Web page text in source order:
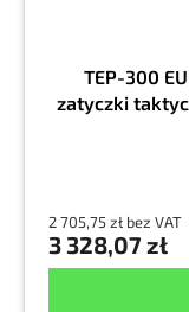
TEP-300
zatyczki
2 705,75 zł bez VAT
3 328,07 zł